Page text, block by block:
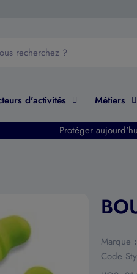
d'activités Métiers
Protéger
Marque :
Code